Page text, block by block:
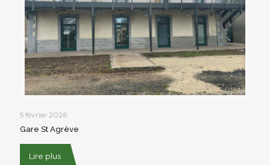
5 février 2026
Gare St Agrève
Lire plus